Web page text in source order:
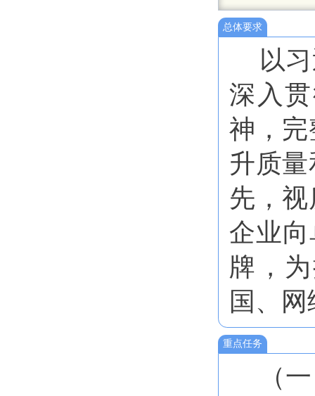
总体要求
以
深入
神，
升质
先，
企业
牌，
国、
重点任务
（